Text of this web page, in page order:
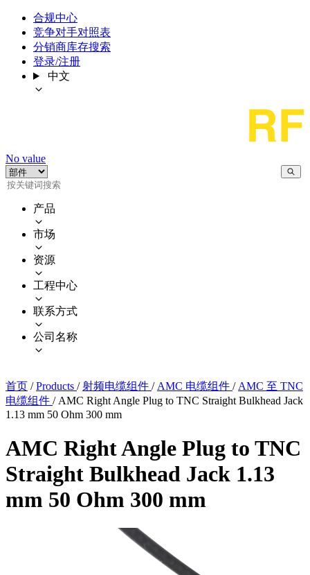
合规中心
竞争对手对照表
分销商库存搜索
登录/注册
中文
No value
产品
市场
资源
工程中心
联系方式
公司名称
首页 / Products / 射频电缆组件 / AMC 电缆组件 / AMC 至 TNC
电缆组件 / AMC Right Angle Plug to TNC Straight Bulkhead Jack
1.13 mm 50 Ohm 300 mm
AMC Right Angle Plug to TNC
Straight Bulkhead Jack 1.13
mm 50 Ohm 300 mm